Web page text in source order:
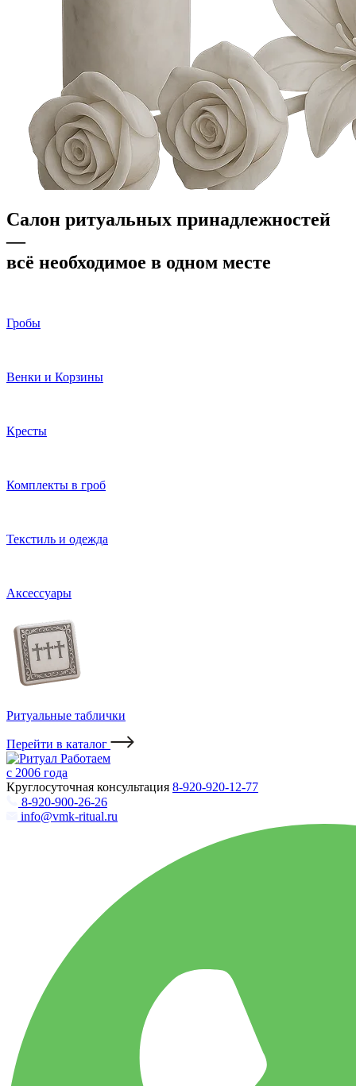
Салон ритуальных принадлежностей
—
всё необходимое в одном месте
Гробы
Венки и Корзины
Кресты
Комплекты в гроб
Текстиль и одежда
Аксессуары
Ритуальные таблички
Перейти в каталог
Работаем
с 2006 года
Круглосуточная консультация 8-920-920-12-77
8-920-900-26-26
info@vmk-ritual.ru